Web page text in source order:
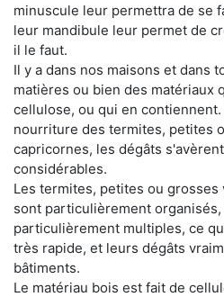
minuscule leur permettra de se
leur mandibule leur permet de
il le faut.
Il y a dans nos maisons et dans
matières ou bien des matériaux
cellulose, ou qui en
nourriture des termites, petites
capricornes, les dégâts
considérables.
Les termites, petites ou
sont particulièrement
particulièrement multiples, ce
très rapide, et leurs dégâts
bâtiments.
Le matériau bois est fait de